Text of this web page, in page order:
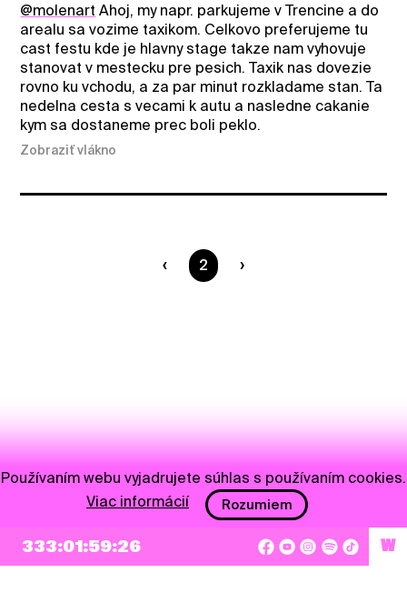
@molenart Ahoj, my napr. parkujeme v Trencine a do
arealu sa vozime taxikom. Celkovo preferujeme tu
cast festu kde je hlavny stage takze nam vyhovuje
stanovat v mestecku pre pesich. Taxik nas dovezie
rovno ku vchodu, a za par minut rozkladame stan. Ta
nedelna cesta s vecami k autu a nasledne cakanie
kym sa dostaneme prec boli peklo.
Zobraziť vlákno
Ste na strane
2
333:01:59:26 W
Používaním webu vyjadrujete súhlas s používaním cookies.
Viac informácií
Rozumiem